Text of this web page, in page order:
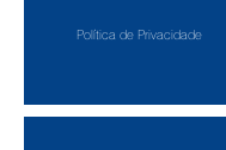
Política de Privacidade